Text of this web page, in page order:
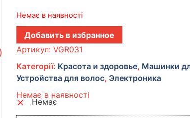
Немає в наявності
Добавить в избранное
Артикул:VGR031
Категорії: Красота и здоровье, Машинки
Устройства для волос, Электроника
Немає в наявності
Немає